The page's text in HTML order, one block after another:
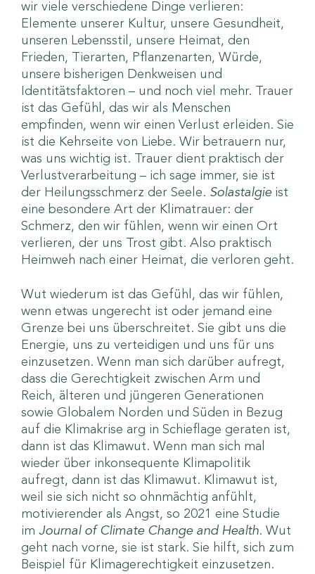
wir viele verschiedene Dinge verlieren:
Elemente unserer Kultur, unsere Gesundheit,
unseren Lebensstil, unsere Heimat, den
Frieden, Tierarten, Pflanzenarten, Würde,
unsere bisherigen Denkweisen und
Identitätsfaktoren – und noch viel mehr. Trauer
ist das Gefühl, das wir als Menschen
empfinden, wenn wir einen Verlust erleiden. Sie
ist die Kehrseite von Liebe. Wir betrauern nur,
was uns wichtig ist. Trauer dient praktisch der
Verlustverarbeitung – ich sage immer, sie ist
der Heilungsschmerz der Seele. Solastalgieist
eine besondere Art der Klimatrauer: der
Schmerz, den wir fühlen, wenn wir einen Ort
verlieren, der uns Trost gibt. Also praktisch
Heimweh nach einer Heimat, die verloren geht.
Wut wiederum ist das Gefühl, das wir fühlen,
wenn etwas ungerecht ist oder jemand eine
Grenze bei uns überschreitet. Sie gibt uns die
Energie, uns zu verteidigen und uns für uns
einzusetzen. Wenn man sich darüber aufregt,
dass die Gerechtigkeit zwischen Arm und
Reich, älteren und jüngeren Generationen
sowie Globalem Norden und Süden in Bezug
auf die Klimakrise arg in Schieflage geraten ist,
dann ist das Klimawut. Wenn man sich mal
wieder über inkonsequente Klimapolitik
aufregt, dann ist das Klimawut. Klimawut ist,
weil sie sich nicht so ohnmächtig anfühlt,
motivierender als Angst, so 2021 eine Studie
im Journal of Climate Change and Health. Wut
geht nach vorne, sie ist stark. Sie hilft, sich zum
Beispiel für Klimagerechtigkeit einzusetzen.